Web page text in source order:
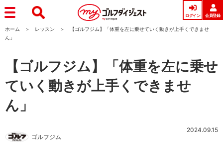
ログイン 会員登録
ホーム レッスン
【ゴルフジム】「体重を左に乗せていく動きが上手くできませ
ん」
【ゴルフジム】「体重を左に乗せ
ていく動きが上手くできませ
ん」
ゴルフジム
2024.09.15